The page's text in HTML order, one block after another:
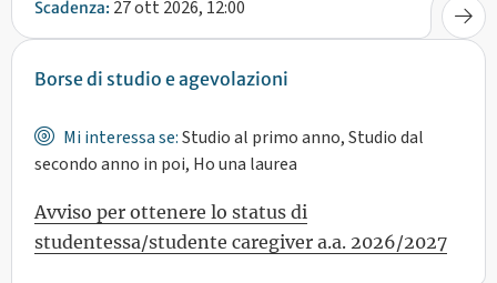
Scadenza: 27 ott 2026, 12:00
Borse di studio e agevolazioni
Mi interessa se:Studio al primo anno, Studio dal
secondo anno in poi, Ho una laurea
Avviso per ottenere lo status di
studentessa/studente caregiver a.a. 2026/2027